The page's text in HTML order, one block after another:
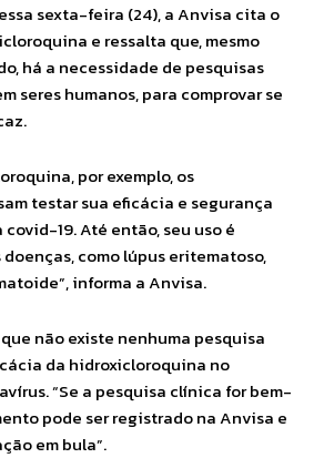
sexta-feira (24), a Anvisa cita o
e ressalta que, mesmo
há a necessidade de pesquisas
seres humanos, para comprovar se
por exemplo, os
testar sua eficácia e segurança
19. Até então, seu uso é
como lúpus eritematoso,
informa a Anvisa.
não existe nenhuma pesquisa
da hidroxicloroquina no
“Se a pesquisa clínica for bem-
pode ser registrado na Anvisa e
em bula”.